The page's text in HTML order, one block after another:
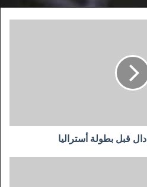
قبل بطولة أستراليا